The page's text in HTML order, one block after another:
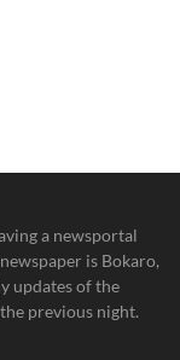
a newsportal
is Bokaro,
updates of the
previous night.